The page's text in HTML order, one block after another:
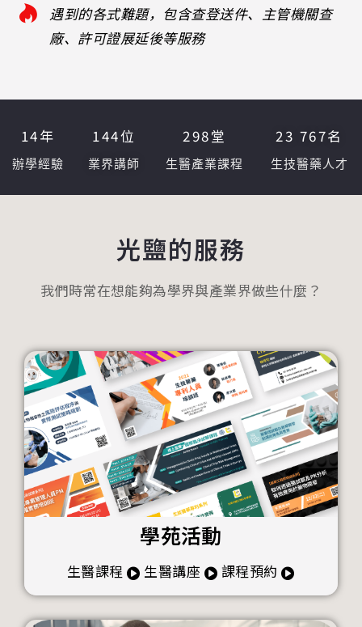
遇到的各式難題，包含查登送件、主管機關查
廠、許可證展延後等服務
辦學經驗
14年
業界講師
144位
生醫產業課程
298堂
生技醫藥人才
23 767名
光鹽的服務
我們時常在想能夠為學界與產業界做些什麼？
學苑活動
生醫課程 生醫講座 課程預約